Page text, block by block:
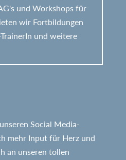
und Workshops für
wir Fortbildungen
und weitere
Social Media-
mehr Input für Herz und
an unseren tollen